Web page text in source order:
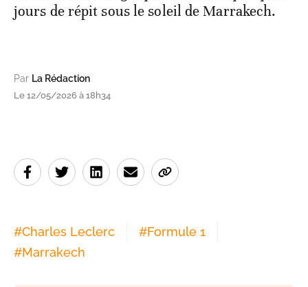
jours de répit sous le soleil de Marrakech.
Par La Rédaction
Le 12/05/2026 à 18h34
#Charles Leclerc #Formule 1
#Marrakech